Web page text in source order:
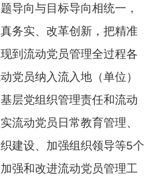
导向与目标导向相统一，
务实、改革创新，把精准
到流动党员管理全过程各
党员纳入流入地（单位）
层党组织管理责任和流动
流动党员日常教育管理、
建设、加强组织领导等5个
强和改进流动党员管理工